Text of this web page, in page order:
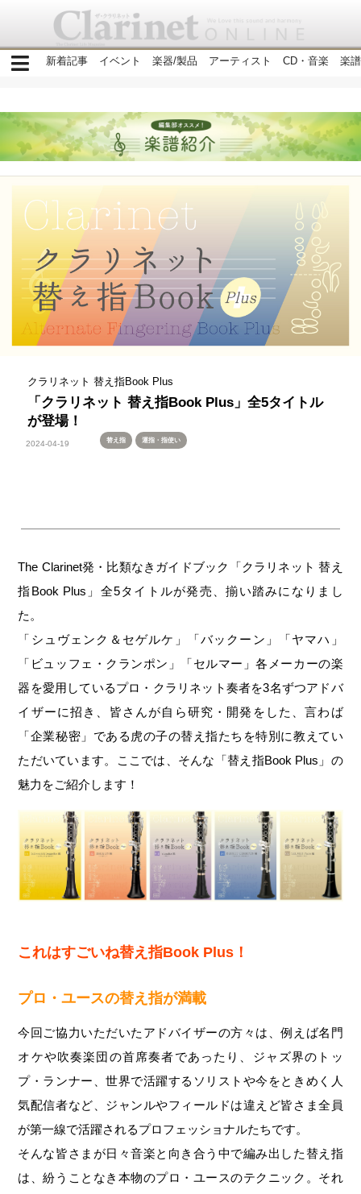
新着記事 イベント 楽器/製品 アーティスト CD・音楽 楽
クラリネット 替え指Book Plus
「クラリネット 替え指Book Plus」全5タイトル
が登場！
2024-04-19 替え指 運指・指使い
The Clarinet発・比類なきガイドブック「クラリネット 替え
指Book Plus」全5タイトルが発売、揃い踏みになりまし
た。
「シュヴェンク＆セゲルケ」「バックーン」「ヤマハ」
「ビュッフェ・クランポン」「セルマー」各メーカーの楽
器を愛用しているプロ・クラリネット奏者を3名ずつアドバ
イザーに招き、皆さんが自ら研究・開発をした、言わば
「企業秘密」である虎の子の替え指たちを特別に教えてい
ただいています。ここでは、そんな「替え指Book Plus」の
魅力をご紹介します！
これはすごいね替え指Book Plus！
プロ・ユースの替え指が満載
今回ご協力いただいたアドバイザーの方々は、例えば名門
オケや吹奏楽団の首席奏者であったり、ジャズ界のトッ
プ・ランナー、世界で活躍するソリストや今をときめく人
気配信者など、ジャンルやフィールドは違えど皆さま全員
が第一線で活躍されるプロフェッショナルたちです。
そんな皆さまが日々音楽と向き合う中で編み出した替え指
は、紛うことなき本物のプロ・ユースのテクニック。それ